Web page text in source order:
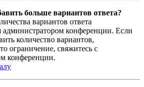
больше вариантов ответа?
вариантов ответа
администратором конференции. Если
количество вариантов,
ограничение, свяжитесь с
конференции.